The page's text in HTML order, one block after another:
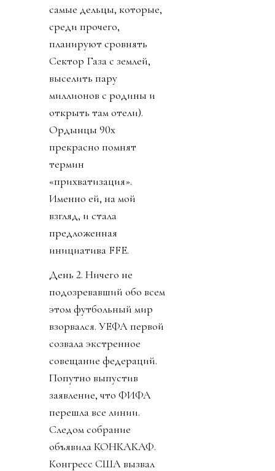
самые дельцы, которые,
среди прочего,
планируют сровнять
Сектор Газа с землей,
выселить пару
миллионов с родины и
открыть там отели).
Ордынцы 90х
прекрасно помнят
термин
«прихватизация».
Именно ей, на мой
взгляд, и стала
предложенная
инициатива FFE.
День 2. Ничего не
подозревавший обо всем
этом футбольный мир
взорвался. УЕФА первой
созвала экстренное
совещание федераций.
Попутно выпустив
заявление, что ФИФА
перешла все линии.
Следом собрание
объявила КОНКАКАФ.
Конгресс США вызвал